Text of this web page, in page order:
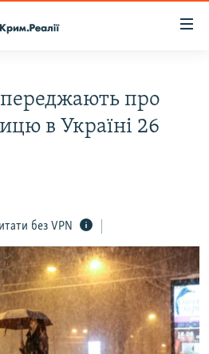
про
в Україні 26
без VPN